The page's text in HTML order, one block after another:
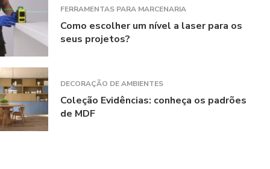
FERRAMENTAS PARA MARCENARIA
Como escolher um nível a laser para os
seus projetos?
DECORAÇÃO DE AMBIENTES
Coleção Evidências: conheça os padrões
de MDF